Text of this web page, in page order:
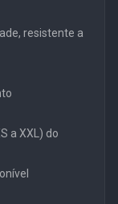
resistente a
a XXL) do